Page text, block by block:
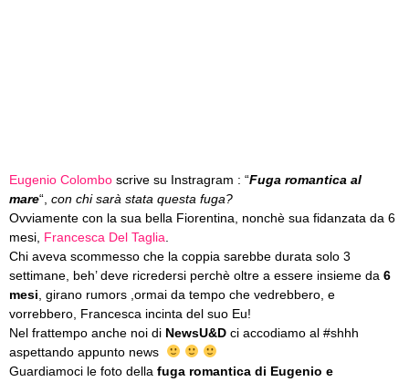
Eugenio Colombo scrive su Instragram : “Fuga romantica al
mare“, con chi sarà stata questa fuga?
Ovviamente con la sua bella Fiorentina, nonchè sua fidanzata da 6
mesi, Francesca Del Taglia
Chi aveva scommesso che la coppia sarebbe durata solo 3
settimane, beh’ deve ricredersi perchè oltre a essere insieme da 6
mesi , girano rumors ,ormai da tempo che vedrebbero, e
vorrebbero, Francesca incinta del suo Eu!
Nel frattempo anche noi di NewsU&D ci accodiamo al #shhh
aspettando appunto news
Guardiamoci le foto della fuga romantica di Eugenio e